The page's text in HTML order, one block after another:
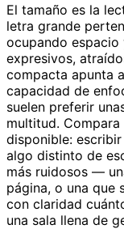
El tamaño es la
letra grande
ocupando
expresivos,
compacta apunta
capacidad de
suelen preferir
multitud.
disponible:
algo distinto de
más ruidosos —
página, o una que
con claridad
una sala llena de